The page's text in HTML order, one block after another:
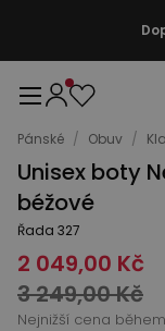
Pánské / Obuv /
Unisex boty
béžové
Řada 327
2 049,00 Kč
3 249,00 Kč
Nejnižší cena